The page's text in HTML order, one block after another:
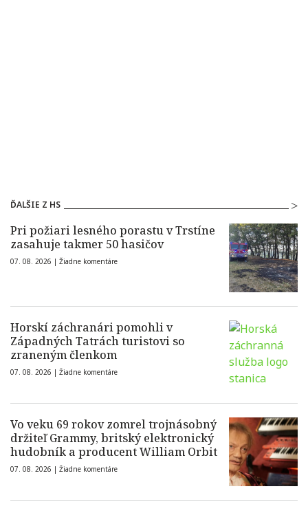
ĎALŠIE Z HS
Pri požiari lesného porastu v Trstíne
zasahuje takmer 50 hasičov
07. 08. 2026 | Žiadne komentáre
Horskí záchranári pomohli v
Západných Tatrách turistovi so
zraneným členkom
07. 08. 2026 | Žiadne komentáre
Vo veku 69 rokov zomrel trojnásobný
držiteľ Grammy, britský elektronický
hudobník a producent William Orbit
07. 08. 2026 | Žiadne komentáre